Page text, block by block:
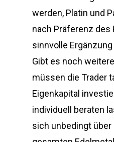
werden, Platin und
nach Präferenz des
sinnvolle
Gibt es noch
müssen die Trader
Eigenkapital
individuell beraten
sich unbedingt über